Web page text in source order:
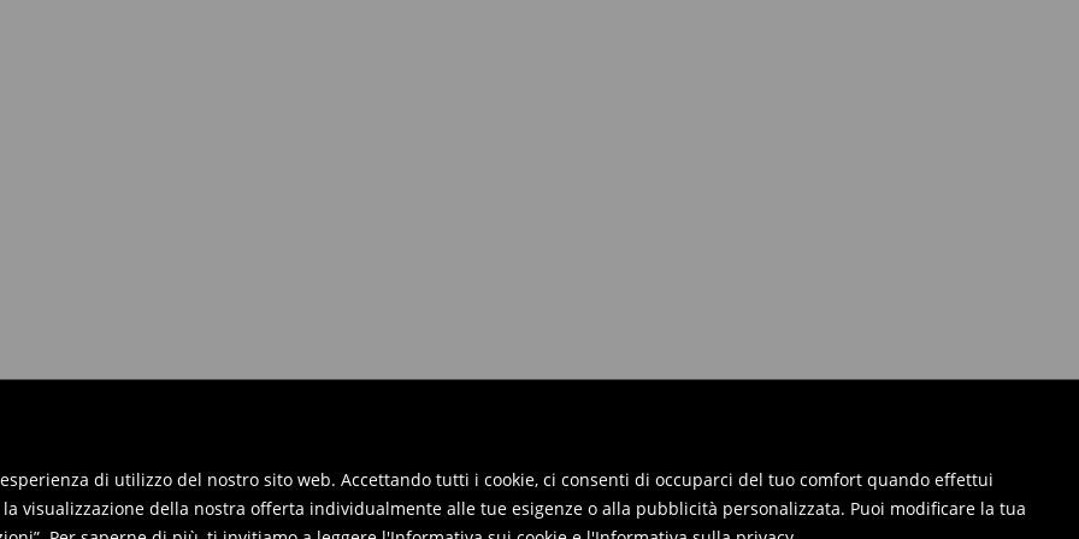
di utilizzo del nostro sito web. Accettando tutti i cookie, ci consenti di occuparci del tuo comfort quando effettui
visualizzazione della nostra offerta individualmente alle tue esigenze o alla pubblicità personalizzata. Puoi modificare la tua
online e inviaci i prodotti.
restituiti nei punti vendita. Si